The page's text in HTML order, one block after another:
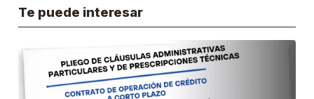
Te puede interesar